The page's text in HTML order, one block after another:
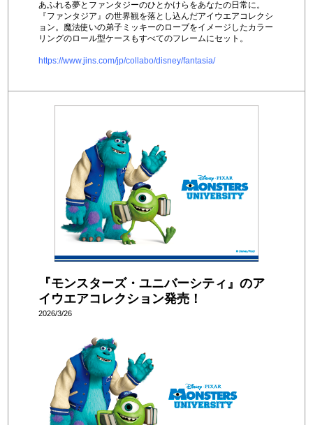
あふれる夢とファンタジーのひとかけらをあなたの日常に。
『ファンタジア』の世界観を落とし込んだアイウエアコレクシ
ョン。魔法使いの弟子ミッキーのローブをイメージしたカラー
リングのロール型ケースもすべてのフレームにセット。
https://www.jins.com/jp/collabo/disney/fantasia/
『モンスターズ・ユニバーシティ』のア
イウエアコレクション発売！
2026/3/26